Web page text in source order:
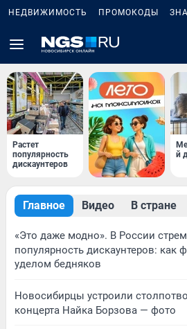
НЕДВИЖИМОСТЬ ПРОМОКОДЫ
Растет
популярность
дискаунтеров
й
Главное Видео В стране
«Это даже модно». В России
популярность дискаунтеров: как
уделом бедняков
Новосибирцы устроили
концерта Найка Борзова — фото